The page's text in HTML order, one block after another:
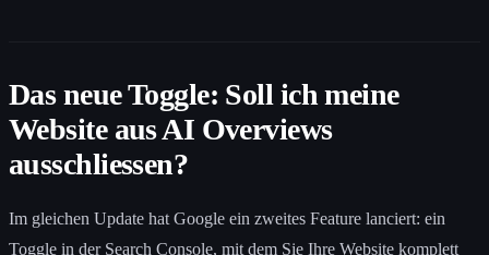
Das neue Toggle: Soll ich meine
Website aus AI Overviews
ausschliessen?
Im gleichen Update hat Google ein zweites Feature lanciert: ein
Toggle in der Search Console, mit dem Sie Ihre Website komplett